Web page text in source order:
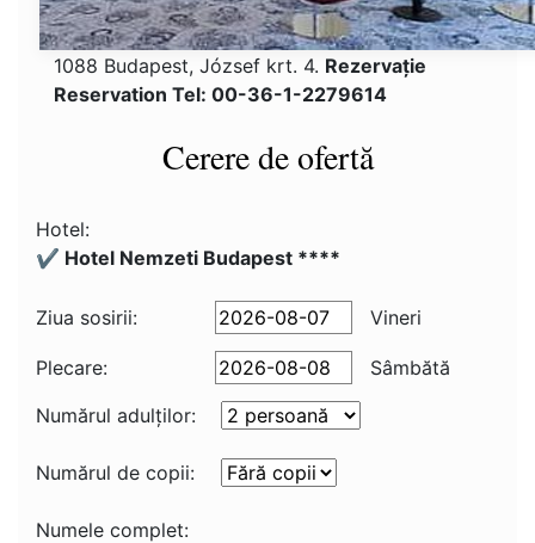
1088 Budapest, József krt. 4. Rezervaţie
Reservation Tel: 00-36-1-2279614
Cerere de ofertă
Hotel:
✔️ Hotel Nemzeti Budapest ****
Ziua sosirii: Vineri
Plecare:
Sâmbătă
Numărul adulţilor:
Numărul de copii:
Numele complet: